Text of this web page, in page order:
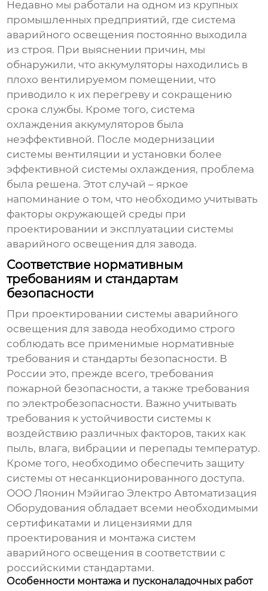
Недавно мы работали на одном из крупных
промышленных предприятий, где система
аварийного освещения постоянно выходила
из строя. При выяснении причин, мы
обнаружили, что аккумуляторы находились в
плохо вентилируемом помещении, что
приводило к их перегреву и сокращению
срока службы. Кроме того, система
охлаждения аккумуляторов была
неэффективной. После модернизации
системы вентиляции и установки более
эффективной системы охлаждения, проблема
была решена. Этот случай – яркое
напоминание о том, что необходимо учитывать
факторы окружающей среды при
проектировании и эксплуатации системы
аварийного освещения для завода.
Соответствие нормативным
требованиям и стандартам
безопасности
При проектировании системы аварийного
освещения для завода необходимо строго
соблюдать все применимые нормативные
требования и стандарты безопасности. В
России это, прежде всего, требования
пожарной безопасности, а также требования
по электробезопасности. Важно учитывать
требования к устойчивости системы к
воздействию различных факторов, таких как
пыль, влага, вибрации и перепады температур.
Кроме того, необходимо обеспечить защиту
системы от несанкционированного доступа.
ООО Ляонин Мэйигао Электро Автоматизация
Оборудования обладает всеми необходимыми
сертификатами и лицензиями для
проектирования и монтажа систем
аварийного освещения в соответствии с
российскими стандартами.
Особенности монтажа и пусконаладочных работ